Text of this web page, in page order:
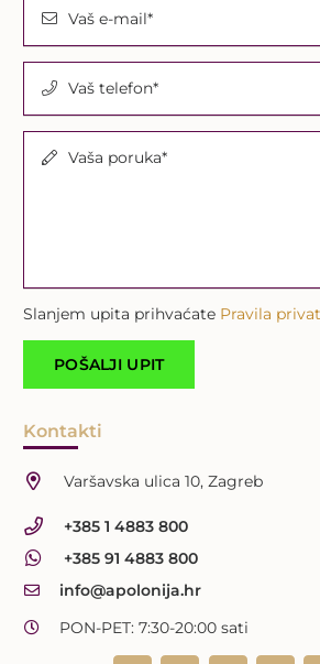
Vaš e-mail*
Vaš telefon*
Vaša poruka*
Slanjem upita prihvaćate Pravila
Kontakti
Varšavska ulica 10, Zagreb
+385 1 4883 800
+385 91 4883 800
info@apolonija.hr
PON-PET: 7:30-20:00 sati